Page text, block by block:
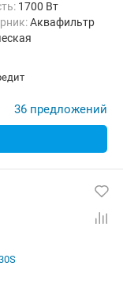
1700 Вт
Аквафильтр
36 предложений